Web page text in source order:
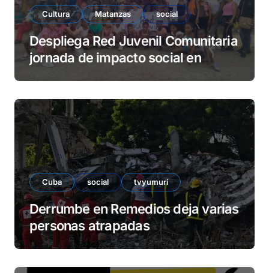
Cultura Matanzas social
Despliega Red Juvenil Comunitaria
jornada de impacto social en
Cuba social tvyumuri
Derrumbe en Remedios deja varias
personas atrapadas